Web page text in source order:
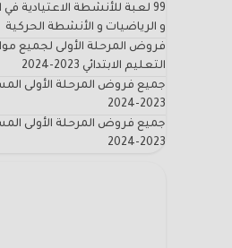
99 لعبة للأنشطة الاعتيادية
و الرياضيات و الأنشطة الحركية
فروض المرحلة الأولى لجميع
التعليم الابتدائي 2023-2024
جميع فروض المرحلة الأولى
2023-2024
جميع فروض المرحلة الأولى
2023-2024